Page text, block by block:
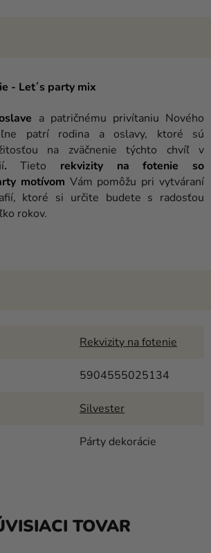
- Let´s party mix
a patričnému privítaniu Nového
patrí rodina a oslavy, ktoré sú
na zväčnenie týchto chvíľ v
. Tieto rekvizity na fotenie so
motívom Vám pomôžu pri vytváraní
ktoré si určite budete s radosťou
rokov.
Rekvizity na fotenie
5904555025134
Silvester
Párty dekorácie
TOVAR